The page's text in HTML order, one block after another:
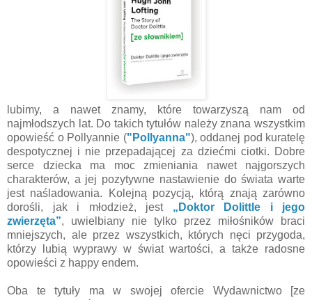
lubimy, a nawet znamy, które towarzyszą nam od
najmłodszych lat. Do takich tytułów należy znana wszystkim
opowieść o Pollyannie ("Pollyanna"), oddanej pod kuratelę
despotycznej i nie przepadającej za dziećmi ciotki. Dobre
serce dziecka ma moc zmieniania nawet najgorszych
charakterów, a jej pozytywne nastawienie do świata warte
jest naśladowania. Kolejną pozycją, którą znają zarówno
dorośli, jak i młodzież, jest „Doktor Dolittle i jego
zwierzęta”, uwielbiany nie tylko przez miłośników braci
mniejszych, ale przez wszystkich, których nęci przygoda,
którzy lubią wyprawy w świat wartości, a także radosne
opowieści z happy endem.
Oba te tytuły ma w swojej ofercie Wydawnictwo [ze